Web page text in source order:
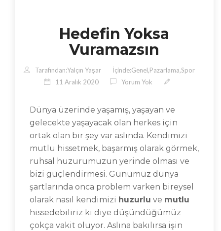
Hedefin Yoksa
Vuramazsın
Tarafından:Yalçın Yaşar İçinde:Genel,Pazarlama,Spor
11 Aralık 2020
Yorum Yok
Dünya üzerinde yaşamış, yaşayan ve
gelecekte yaşayacak olan herkes için
ortak olan bir şey var aslında. Kendimizi
mutlu hissetmek, başarmış olarak görmek,
ruhsal huzurumuzun yerinde olması ve
bizi güçlendirmesi. Günümüz dünya
şartlarında onca problem varken bireysel
olarak nasıl kendimizi huzurlu ve mutlu
hissedebiliriz ki diye düşündüğümüz
çokça vakit oluyor. Aslına bakılırsa işin